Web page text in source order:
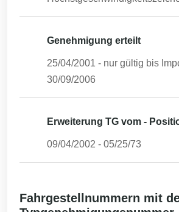
Genehmigung erteilt
25/04/2001 - nur gültig bis
30/09/2006
Erweiterung TG vom -
09/04/2002 - 05/25/73
Fahrgestellnummern mit